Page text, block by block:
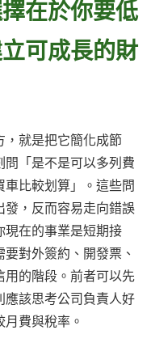
在於你要低
可成長的財
，就是把它簡化成節
「是不是可以多列費
比較划算」。這些問
，反而容易走向錯誤
現在的事業是短期接
對外簽約、開發票、
的階段。前者可以先
該思考公司負責人好
費與稅率。